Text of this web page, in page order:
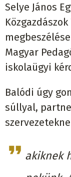
Selye János
Magyar
iskolaügyi
Balódi úgy
súllyal,
akiknek